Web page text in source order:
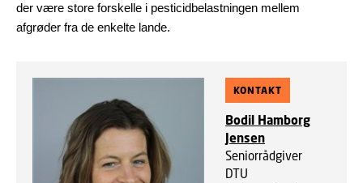
KONTAKT
Bodil Hamborg
Jensen
Seniorrådgiver
DTU
der være store forskelle i pesticidbelastningen mellem
afgrøder fra de enkelte lande.